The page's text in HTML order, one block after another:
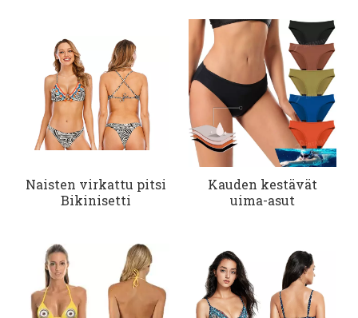
Naisten virkattu pitsi
Bikinisetti
Kauden kestävät
uima-asut